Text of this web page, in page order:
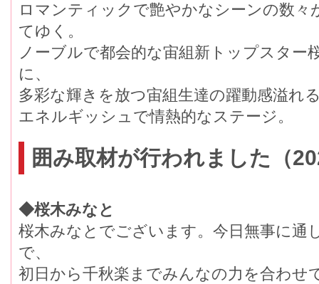
ロマンティックで艶やかなシーンの数
てゆく。
ノーブルで都会的な宙組新トップスター
に、
多彩な輝きを放つ宙組生達の躍動感溢れ
エネルギッシュで情熱的なステ
囲み取材が行われました（
◆桜木みなと
桜木みなとでございます。今日無事に通
で、
初日から千秋楽までみんなの力を合わせ